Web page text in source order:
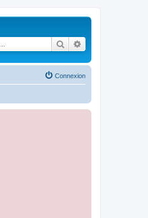
Rechercher
Connexion